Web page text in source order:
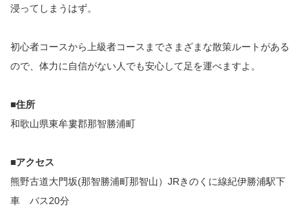
浸ってしまうはず。
初心者コースから上級者コースまでさまざまな散策ルートがある
ので、体力に自信がない人でも安心して足を運べますよ。
■住所
和歌山県東牟婁郡那智勝浦町
■アクセス
熊野古道大門坂(那智勝浦町那智山）JRきのくに線紀伊勝浦駅下
車 バス20分